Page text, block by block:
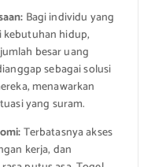
Bagi individu yang
hidup,
besar uang
sebagai solusi
menawarkan
yang suram.
Terbatasnya akses
kerja, dan